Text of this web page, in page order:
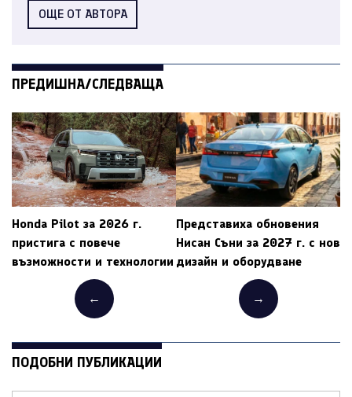
ОЩЕ ОТ АВТОРА
ПРЕДИШНА/СЛЕДВАЩА
Honda Pilot за 2026 г.
пристига с повече
възможности и технологии
←
Представиха обновения
Нисан Съни за 2027 г. с нов
дизайн и оборудване
→
ПОДОБНИ ПУБЛИКАЦИИ